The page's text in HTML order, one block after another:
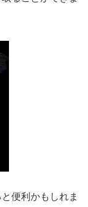
便利かもしれま